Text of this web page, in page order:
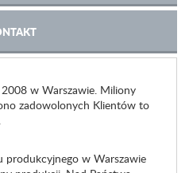
w Warszawie. Miliony
zadowolonych Klientów to
produkcyjnego w Warszawie